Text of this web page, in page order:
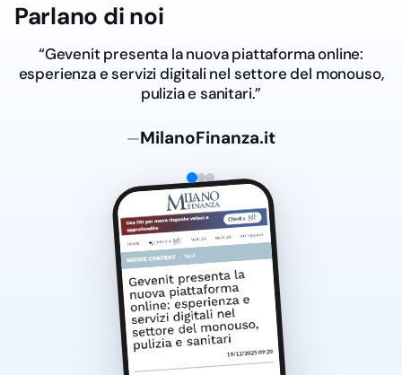
Parlano di noi
“Gevenit presenta la nuova piattaforma online:
esperienza e servizi digitali nel settore del monouso,
pulizia e sanitari.”
—MilanoFinanza.it